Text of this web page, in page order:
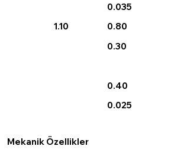
0.80
0.025
0.035
1.10
0.30
0.40
Mekanik Özellikler